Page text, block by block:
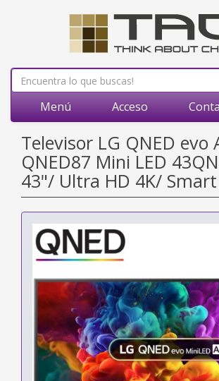
Menú Acceso
Televisor LG QNED evo
QNED87 Mini LED
43"/ Ultra HD 4K/ Smart